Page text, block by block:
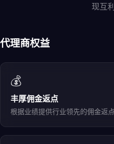
现互
代理商权益
💰
丰厚佣金返点
根据业绩提供行业领先的佣金返